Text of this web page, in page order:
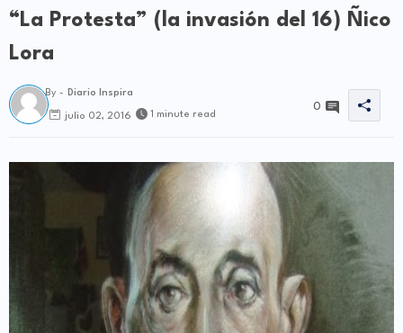
“La Protesta” (la invasión del 16) Ñico
Lora
By - Diario Inspira
julio 02, 2016 1 minute read
0